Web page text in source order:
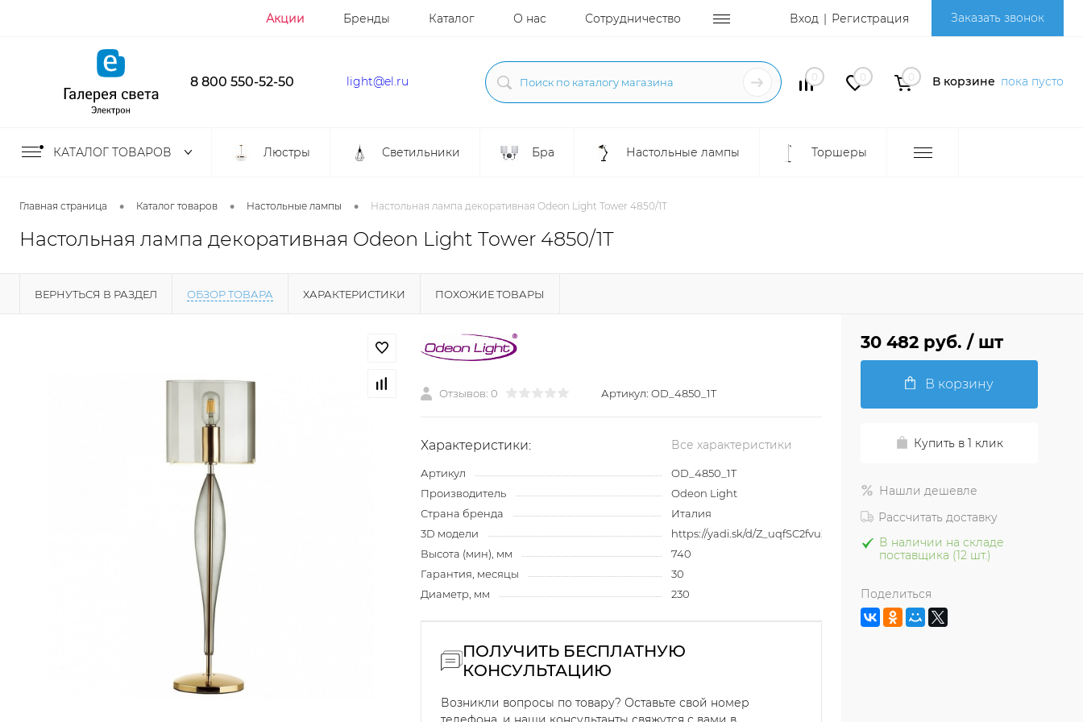
Акции Бренды Каталог О нас Сотрудничество Вход Регистрация Заказать звонок
8 800 550-52-50 light@el.ru 0 0 0 В корзине пока пусто
КАТАЛОГ ТОВАРОВ Люстры Светильники Бра Настольные лампы Торшеры
Главная страница • Каталог товаров • Настольные лампы • Настольная лампа декоративная Odeon Light Tower 4850/1T
Настольная лампа декоративная Odeon Light Tower 4850/1T
ВЕРНУТЬСЯ В РАЗДЕЛ ОБЗОР ТОВАРА ХАРАКТЕРИСТИКИ ПОХОЖИЕ ТОВАРЫ
Отзывов: 0 Артикул: OD_4850_1T
Характеристики: Все характеристики
Артикул
OD_4850_1T
Производитель
Odeon Light
Страна бренда
Италия
3D модели
https://yadi.sk/d/Z_uqfSC2fvuZnA
Высота (мин), мм
740
Гарантия, месяцы
30
Диаметр, мм
230
ПОЛУЧИТЬ БЕСПЛАТНУЮ
КОНСУЛЬТАЦИЮ
Возникли вопросы по товару? Оставьте свой номер
30 482 руб. / шт
В корзину
Купить в 1 клик
Нашли дешевле
Рассчитать доставку
В наличии на складе
поставщика (12 шт.)
Поделиться